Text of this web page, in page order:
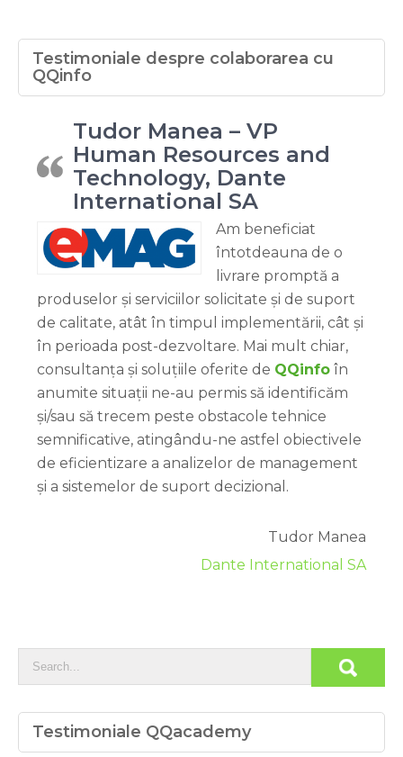
Testimoniale despre colaborarea cu
QQinfo
Tudor Manea – VP
Human Resources and
Technology, Dante
International SA
Am beneficiat
întotdeauna de o
livrare promptă a
produselor și serviciilor solicitate și de suport
de calitate, atât în timpul implementării, cât și
în perioada post-dezvoltare. Mai mult chiar,
consultanța și soluțiile oferite de QQinfo în
anumite situații ne-au permis să identificăm
și/sau să trecem peste obstacole tehnice
semnificative, atingându-ne astfel obiectivele
de eficientizare a analizelor de management
și a sistemelor de suport decizional.
Tudor Manea
Dante International SA
Testimoniale QQacademy